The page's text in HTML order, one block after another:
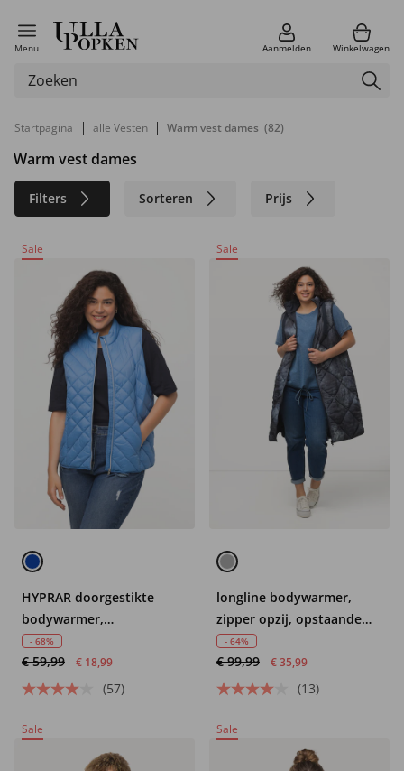
Menu Aanmelden Winkelwagen
Startpagina | alle Vesten | Warm vest dames (82)
Warm vest dames
Filters Sorteren Prijs
Materiaal
Sale
HYPRAR doorgestikte
bodywarmer,
waterafstotend,
opstaande kraag,
gerecycled
- 68%
€ 59,99 € 18,99
(57)
Sale
longline bodywarmer,
zipper opzij, opstaande
kraag, mouwloos
- 64%
€ 99,99 € 35,99
(13)
Sale Sale